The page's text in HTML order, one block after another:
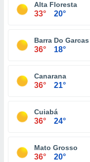
Alta Floresta
33° 20°
Barra Do Garcas
36° 18°
Canarana
36° 21°
Cuiabá
36° 24°
Mato Grosso
36° 20°